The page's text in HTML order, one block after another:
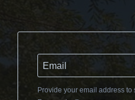
Provide your email address to